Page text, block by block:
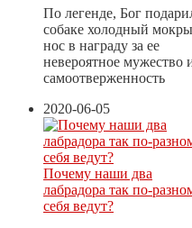
По легенде, Бог
собаке холодный
нос в награду за ее
невероятное мужество
самоотверженность
2020-06-05
Почему наши два
лабрадора так по-
себя ведут?